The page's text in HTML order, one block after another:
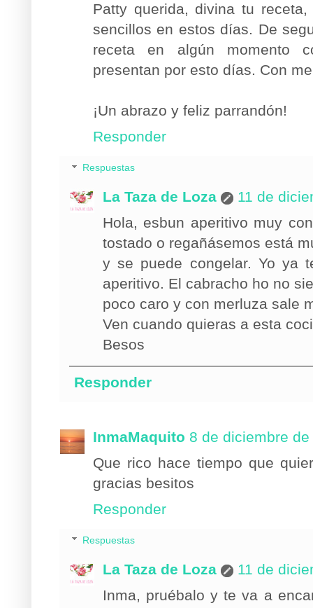
Patty querida, divina tu
sencillos en estos días. De
receta en algún momento
presentan por esto días. Con
¡Un abrazo y feliz parrandón!
Responder
Respuestas
La Taza de Loza
11 de
Hola, esbun aperitivo muy
tostado o regañásemos está
y se puede congelar. Yo ya
aperitivo. El cabracho ho no
poco caro y con merluza sale
Ven cuando quieras a esta
Besos
Responder
InmaMaquito 8 de diciembre
Que rico hace tiempo que
gracias besitos
Responder
Respuestas
La Taza de Loza
11 de
Inma, pruébalo y te va a